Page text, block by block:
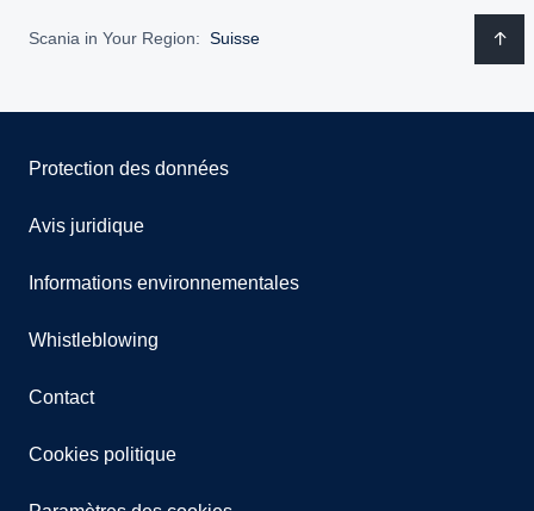
Scania in Your Region: Suisse
Protection des données
Avis juridique
Informations environnementales
Whistleblowing
Contact
Cookies politique